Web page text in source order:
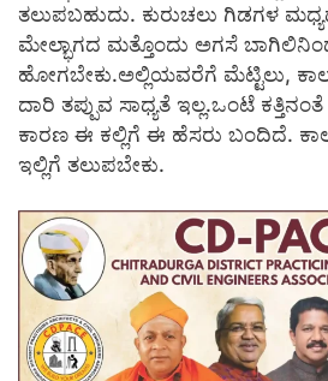
ತಲುಪಬಹುದು. ಕುರುಚಲು ಗಿಡಗಳ
ಮೇಲ್ಭಾಗದ ಮತ್ತೊಂದು ಅಗಸೆ
ಹೋಗಬೇಕು.ಅಲ್ಲಿಯವರೆಗೆ ಮೆಟ್ಟಿಲು,
ದಾರಿ ತಪ್ಪುವ ಸಾಧ್ಯತೆ ಇಲ್ಲ.ಒಂಟೆ
ಕಾರಣ ಈ ಕಲ್ಲಿಗೆ ಈ ಹೆಸರು ಬಂದಿದೆ.
ಇಲ್ಲಿಗೆ ತಲುಪಬೇಕು.